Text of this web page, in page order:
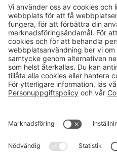
Karriär
Kalender